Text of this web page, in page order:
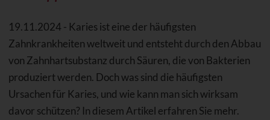
19.11.2024 - Karies ist eine der häufigsten
Zahnkrankheiten weltweit und entsteht durch den Abbau
von Zahnhartsubstanz durch Säuren, die von Bakterien
produziert werden. Doch was sind die häufigsten
Ursachen für Karies, und wie kann man sich wirksam
davor schützen? In diesem Artikel erfahren Sie mehr.